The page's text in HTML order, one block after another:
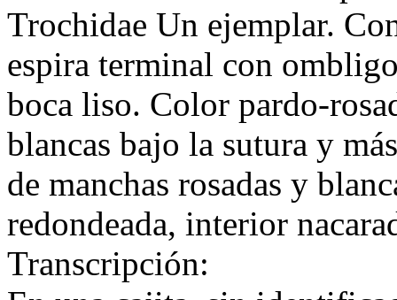
Trochidae Un ejemplar.
espira terminal con
boca liso. Color pardo-
blancas bajo la sutura y
de manchas rosadas y
redondeada, interior
Transcripción: